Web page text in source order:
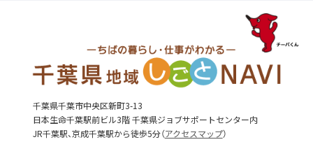
千葉県千葉市中央区新町3-13
日本生命千葉駅前ビル3階 千葉県ジョブサポートセンター内
JR千葉駅、京成千葉駅から徒歩5分（アクセスマップ）